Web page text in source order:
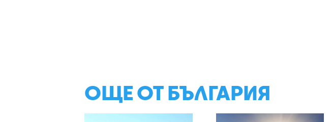
ОЩЕ ОТ БЪЛГАРИЯ